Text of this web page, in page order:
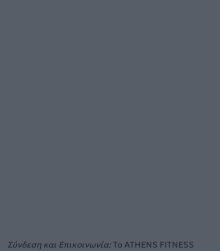
Σύνδεση και Επικοινωνία:Το ATHENS FITNESS